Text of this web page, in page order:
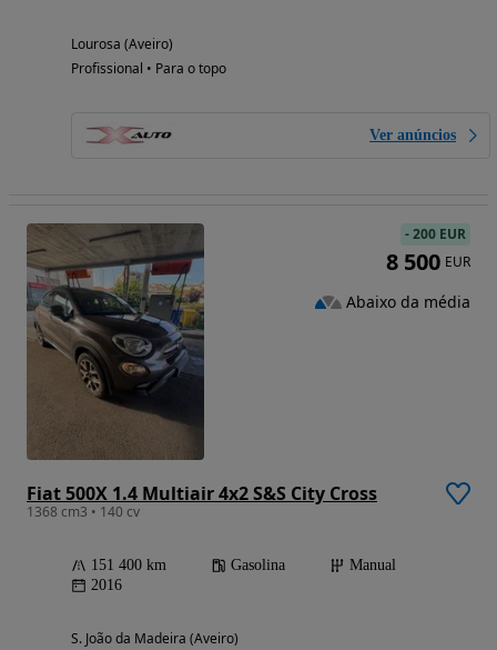
Lourosa (Aveiro)
Profissional • Para o topo
Ver anúncios
Fiat 500X 1.4 Multiair 4x2 S&S City Cross
1368 cm3 • 140 cv
151 400 km Gasolina
Manual
2016
S. João da Madeira (Aveiro)
-200 EUR
8 500 EUR
Abaixo da média